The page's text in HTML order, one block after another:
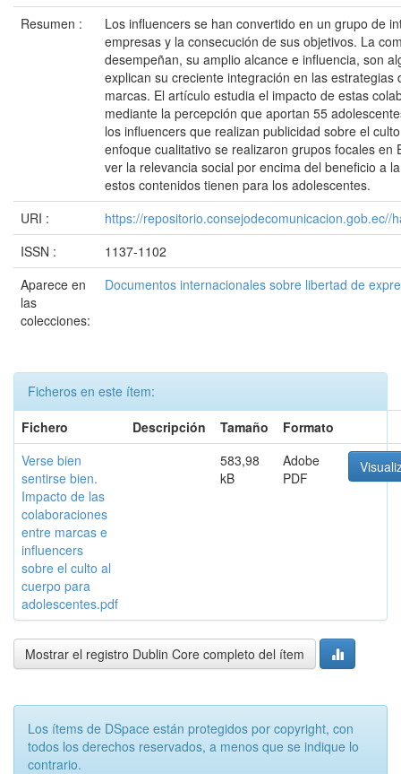
Resumen :
Los influencers se han convertido en un grupo de
empresas y la consecución de sus objetivos. La
desempeñan, su amplio alcance e influencia, son
explican su creciente integración en las estrategias
marcas. El artículo estudia el impacto de estas
mediante la percepción que aportan 55
los influencers que realizan publicidad sobre el
enfoque cualitativo se realizaron grupos focales en
ver la relevancia social por encima del beneficio a
estos contenidos tienen para los adolescentes.
URI :
https://repositorio.consejodecomunicacion.gob.ec//
ISSN :
1137-1102
Aparece en
las
colecciones:
Documentos internacionales sobre libertad de
Ficheros en este ítem:
Fichero
Descripción Tamaño
Formato
Verse bien
sentirse bien.
Impacto de las
colaboraciones
entre marcas e
influencers
sobre el culto al
cuerpo para
adolescentes.pdf
583,98
kB
Adobe
PDF
Mostrar el registro Dublin Core completo del ítem
Los ítems de DSpace están protegidos por copyright, con
todos los derechos reservados, a menos que se indique lo
contrario.